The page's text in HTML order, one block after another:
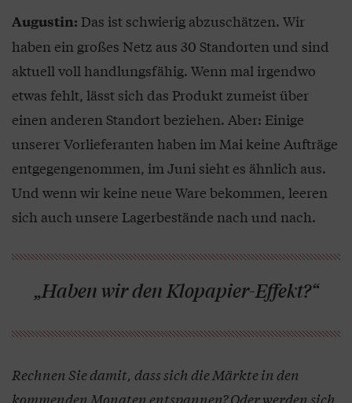
Augustin: Das ist schwierig abzuschätzen. Wir
haben ein großes Netz aus 30 Standorten und sind
aktuell voll handlungsfähig. Wenn mal irgendwo
etwas fehlt, lässt sich das Produkt zumeist über
einen anderen Standort beziehen. Aber: Einige
unserer Vorlieferanten haben im Mai keine Aufträge
entgegengenommen, im Juni sieht es ähnlich aus.
Und wenn wir keine neue Ware bekommen, leeren
sich auch unsere Lagerbestände nach und nach.
„Haben wir den Klopapier-Effekt?“
Rechnen Sie damit, dass sich die Märkte in den
kommenden Monaten entspannen? Oder werden sich